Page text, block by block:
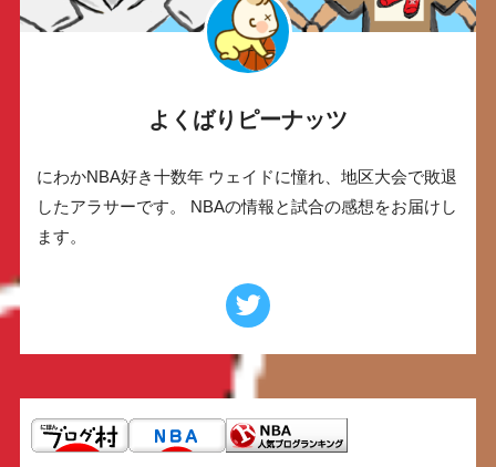
よくばりピーナッツ
にわかNBA好き十数年 ウェイドに憧れ、地区大会で敗退
したアラサーです。 NBAの情報と試合の感想をお届けし
ます。